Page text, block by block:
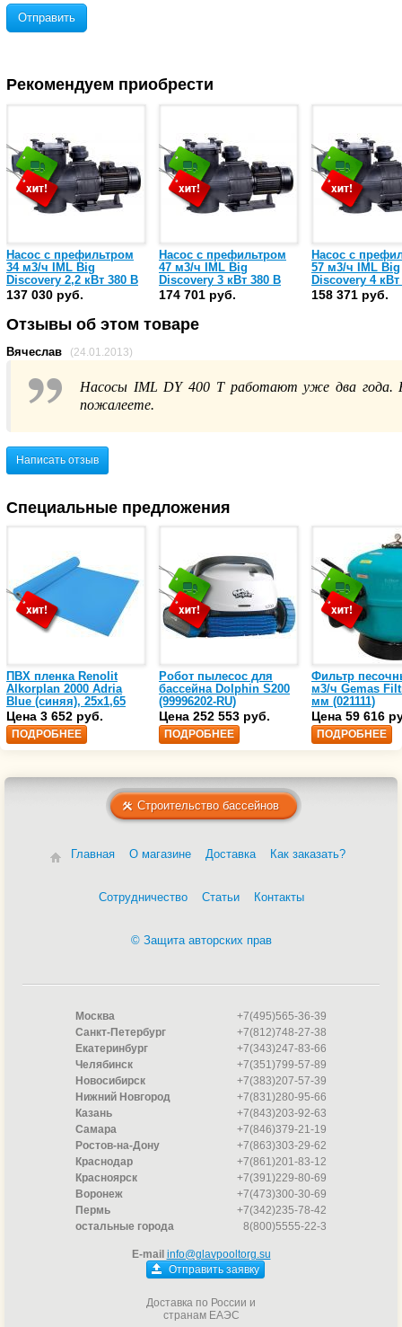
Отправить
Рекомендуем приобрести
Насос с префильтром
34 м3/ч IML Big
Discovery 2,2 кВт 380 В
(DY350T-M)
137 030 руб.
Насос с префильтром
47 м3/ч IML Big
Discovery 3 кВт 380 В
(DY400T-M)
174 701 руб.
Насос с
57 м3/ч IML Big
Discovery 4
(DY550T-M)
158 371 руб.
Отзывы об этом товаре
Вячеслав (24.01.2013)
Насосы IML DY 400 T работают уже два года.
пожалеете.
Написать отзыв
Специальные предложения
ПВХ пленка Renolit
Alkorplan 2000 Adria
Blue (синяя), 25х1,65
(35216203)
Цена 3 652 руб.
ПОДРОБНЕЕ
Робот пылесос для
бассейна Dolphin S200
(99996202-RU)
Цена 252 553 руб.
ПОДРОБНЕЕ
Фильтр
м3/ч Gemas
мм (021111)
Цена 59 616
ПОДРОБНЕЕ
Строительство бассейнов
Главная О магазине Доставка Как заказать?
Сотрудничество Статьи Контакты
© Защита авторских прав
Москва
+7(495)565-36-39
Санкт-Петербург
+7(812)748-27-38
Екатеринбург
+7(343)247-83-66
Челябинск
+7(351)799-57-89
Новосибирск
+7(383)207-57-39
Нижний Новгород
+7(831)280-95-66
Казань
+7(843)203-92-63
Самара
+7(846)379-21-19
Ростов-на-Дону
+7(863)303-29-62
Краснодар
+7(861)201-83-12
Красноярск
+7(391)229-80-69
Воронеж
+7(473)300-30-69
Пермь
+7(342)235-78-42
остальные города
8(800)5555-22-3
E-mail info@glavpooltorg.su
Отправить заявку
Доставка по России и
странам ЕАЭС